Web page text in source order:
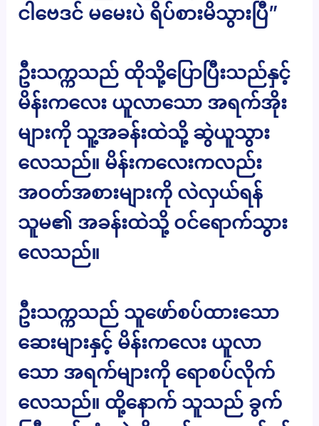
ငါဗေဒင် မမေးပဲ ရိပ်စားမိသွားပြီ”
ဦးသက္ကသည် ထိုသို့ပြောပြီးသည်နှင့်
မိန်းကလေး ယူလာသော အရက်အိုး
များကို သူ့အခန်းထဲသို့ ဆွဲယူသွား
လေသည်။ မိန်းကလေးကလည်း
အဝတ်အစားများကို လဲလှယ်ရန်
သူမ၏ အခန်းထဲသို့ ဝင်ရောက်သွား
လေသည်။
ဦးသက္ကသည် သူဖော်စပ်ထားသော
ဆေးများနှင့် မိန်းကလေး ယူလာ
သော အရက်များကို ရောစပ်လိုက်
လေသည်။ ထို့နောက် သူသည် ခွက်